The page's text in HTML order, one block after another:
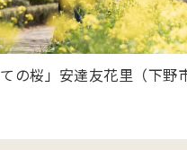
の桜」安達友花里（下野市